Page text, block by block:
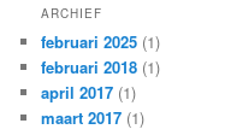
ARCHIEF
februari 2025 (1)
februari 2018 (1)
april 2017 (1)
maart 2017 (1)